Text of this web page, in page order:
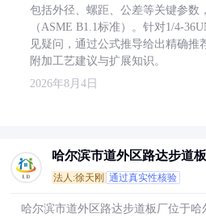
包括外径、螺距、公差等关键参数
（ASME B1.1标准）。针对1/4-
见疑问，通过公式推导给出精确推
附加工艺建议与扩展知识。
2026年8月4日
哈尔滨市道外区路达步道
法人:徐天刚 通过真实性核验
哈尔滨市道外区路达步道板厂位于